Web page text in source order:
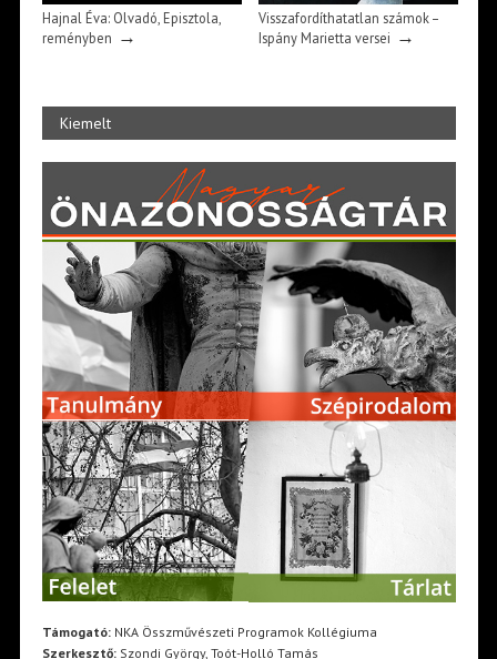
Hajnal Éva: Olvadó, Episztola,
reményben →
Visszafordíthatatlan számok –
Ispány Marietta versei →
Kiemelt
Támogató:NKA Összművészeti Programok Kollégiuma
Szerkesztő:Szondi György, Toót-Holló Tamás